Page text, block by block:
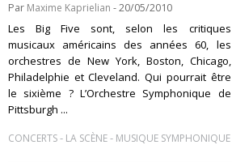
Par Maxime Kaprielian - 20/05/2010
Les Big Five sont, selon les critiques
musicaux américains des années 60, les
orchestres de New York, Boston, Chicago,
Philadelphie et Cleveland. Qui pourrait être
le sixième ? L’Orchestre Symphonique de
Pittsburgh ...
CONCERTS- LA SCÈNE- MUSIQUE SYMPHONIQUE